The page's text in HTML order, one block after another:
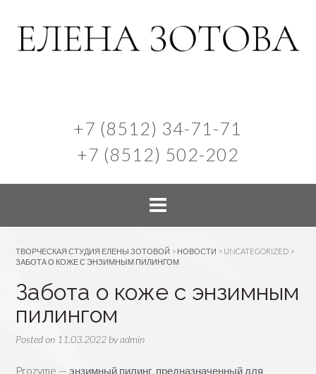
+7 (8512) 34-71-71
+7 (8512) 502-202
ТВОРЧЕСКАЯ СТУДИЯ ЕЛЕНЫ ЗОТОВОЙ > НОВОСТИ > UNCATEGORIZED >
ЗАБОТА О КОЖЕ С ЭНЗИМНЫМ ПИЛИНГОМ
Забота о коже с энзимным
пилингом
Posted on 11.03.2022 byadmin
Prozyme — энзимный пилинг, предназначенный для